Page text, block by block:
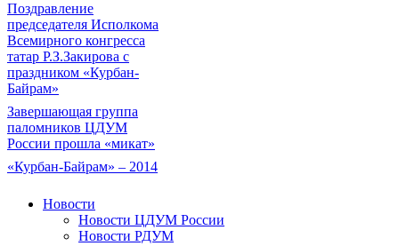
Поздравление
председателя Исполкома
Всемирного конгресса
татар Р.З.Закирова с
праздником «Курбан-
Байрам»
Завершающая группа
паломников ЦДУМ
России прошла «микат»
«Курбан-Байрам» – 2014
Новости
Новости ЦДУМ России
Новости РДУМ